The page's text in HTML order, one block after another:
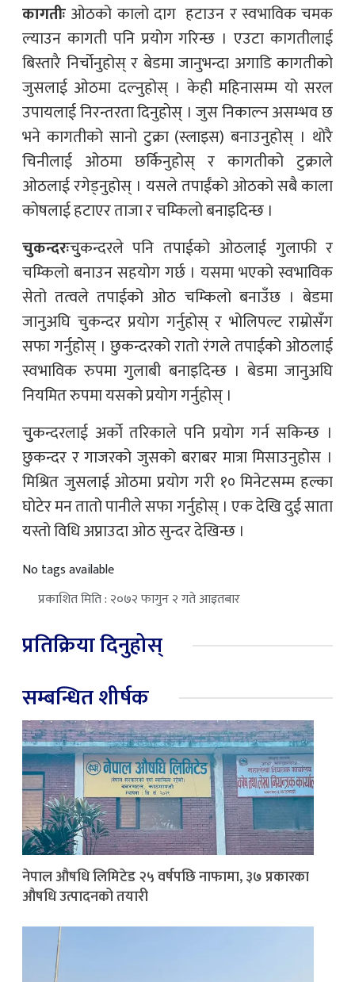
कागतीः ओठको कालो दाग हटाउन र स्वभाविक चमक
ल्याउन कागती पनि प्रयोग गरिन्छ । एउटा कागतीलाई
बिस्तारै निर्चोनुहोस् र बेडमा जानुभन्दा अगाडि कागतीको
जुसलाई ओठमा दल्नुहोस् । केही महिनासम्म यो सरल
उपायलाई निरन्तरता दिनुहोस् । जुस निकाल्न असम्भव छ
भने कागतीको सानो टुक्रा (स्लाइस) बनाउनुहोस् । थोरै
चिनीलाई ओठमा छर्किनुहोस् र कागतीको टुक्राले
ओठलाई रगेड्नुहोस् । यसले तपाईंको ओठको सबै काला
कोषलाई हटाएर ताजा र चम्किलो बनाइदिन्छ ।
चुकन्दरःचुुकन्दरले पनि तपाईको ओठलाई गुलाफी र
चम्किलो बनाउन सहयोग गर्छ । यसमा भएको स्वभाविक
सेतो तत्वले तपाईको ओठ चम्किलो बनाउँछ । बेडमा
जानुअघि चुकन्दर प्रयोग गर्नुहोस् र भोलिपल्ट राम्रोसँग
सफा गर्नुहोस् । छुकन्दरको रातो रंगले तपाईको ओठलाई
स्वभाविक रुपमा गुलाबी बनाइदिन्छ । बेडमा जानुअघि
नियमित रुपमा यसको प्रयोग गर्नुहोस् ।
चुुकन्दरलाई अर्को तरिकाले पनि प्रयोग गर्न सकिन्छ ।
छुकन्दर र गाजरको जुसको बराबर मात्रा मिसाउनुहोस ।
मिश्रित जुसलाई ओठमा प्रयोग गरी १० मिनेटसम्म हल्का
घोटेर मन तातो पानीले सफा गर्नुहोस् । एक देखि दुई साता
यस्तो विधि अप्नाउदा ओठ सुन्दर देखिन्छ ।
No tags available
प्रकाशित मिति : २०७२ फागुन २ गते आइतबार
प्रतिक्रिया दिनुहोस्
सम्बन्धित शीर्षक
नेपाल औषधि लिमिटेड २५ वर्षपछि नाफामा, ३७ प्रकारका
औषधि उत्पादनको तयारी